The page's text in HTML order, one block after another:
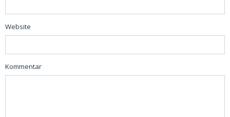
Website
Kommentar